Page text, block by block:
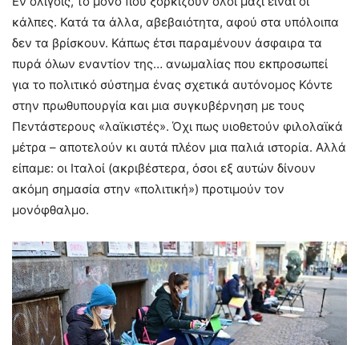
κάλπες. Κατά τα άλλα, αβεβαιότητα, αφού στα υπόλοιπα
δεν τα βρίσκουν. Κάπως έτσι παραμένουν άσφαιρα τα
πυρά όλων εναντίον της… ανωμαλίας που εκπροσωπεί
για το πολιτικό σύστημα ένας σχετικά αυτόνομος Κόντε
στην πρωθυπουργία και μια συγκυβέρνηση με τους
Πεντάστερους «λαϊκιστές». Όχι πως υιοθετούν φιλολαϊκά
μέτρα – αποτελούν κι αυτά πλέον μια παλιά ιστορία. Αλλά
είπαμε: οι Ιταλοί (ακριβέστερα, όσοι εξ αυτών δίνουν
ακόμη σημασία στην «πολιτική») προτιμούν τον
μονόφθαλμο.